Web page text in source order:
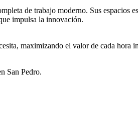
de trabajo moderno. Sus espacios
impulsa la innovación.
maximizando el valor de cada
San Pedro.